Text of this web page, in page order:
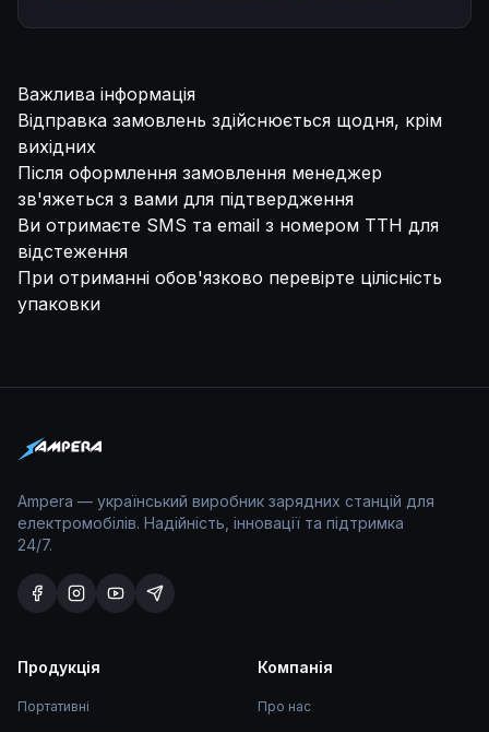
Важлива інформація
Відправка замовлень здійснюється щодня, крім
вихідних
Після оформлення замовлення менеджер
зв'яжеться з вами для підтвердження
Ви отримаєте SMS та email з номером ТТН для
відстеження
При отриманні обов'язково перевірте цілісність
упаковки
Ampera — український виробник зарядних станцій для
електромобілів. Надійність, інновації та підтримка
24/7.
Продукція
Портативні
Компанія
Про нас